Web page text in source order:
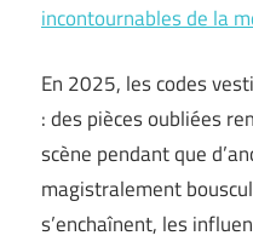
incontournables de la
En 2025, les codes
: des pièces oubliées
scène pendant que
magistralement
s’enchaînent, les